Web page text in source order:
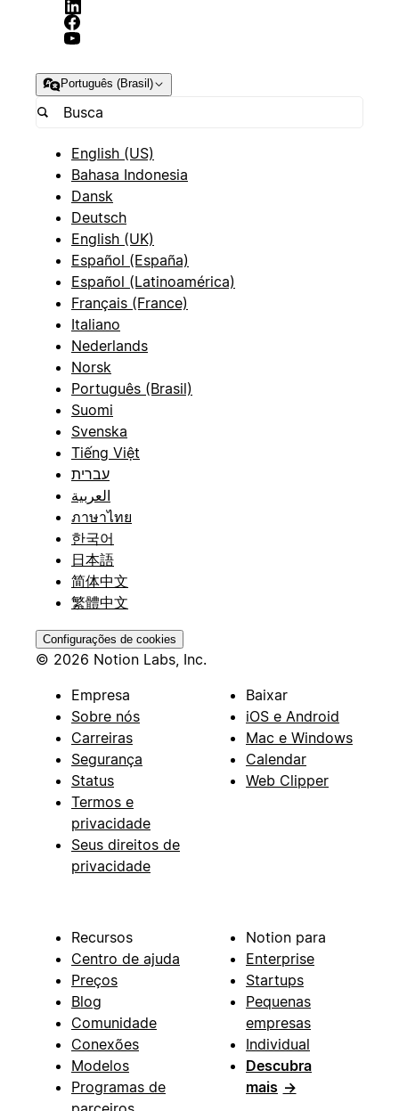
Português (Brasil)
English (US)
Bahasa Indonesia
Dansk
Deutsch
English (UK)
Español (España)
Español (Latinoamérica)
Français (France)
Italiano
Nederlands
Norsk
Português (Brasil)
Suomi
Svenska
Tiếng Việt
עברית
العربية
ภาษาไทย
한국어
日本語
简体中文
繁體中文
Configurações de cookies
© 2026 Notion Labs, Inc.
Empresa
Sobre nós
Carreiras
Segurança
Status
Termos e
privacidade
Seus direitos de
privacidade
Baixar
iOS e Android
Mac e Windows
Calendar
Web Clipper
Recursos
Centro de ajuda
Preços
Blog
Comunidade
Conexões
Modelos
Programas de
Notion para
Enterprise
Startups
Pequenas
empresas
Individual
Descubra
mais →